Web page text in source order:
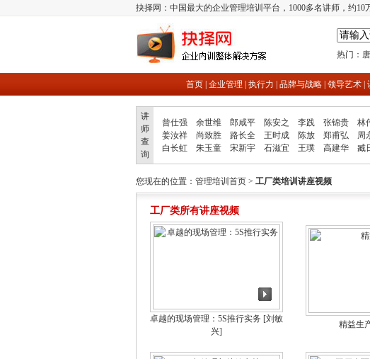
抉择网：中国最大的企业管理培训平台，1000多名讲师，约
热门：
首页| 企业管理 执行力 品牌与战略| 领导艺术|
讲
师
查
询
曾仕强 余世维 郎咸平 陈安之 李践 张锦贵 林
姜汝祥
尚致胜 路长全 王时成 陈放 郑甫弘 周
白长虹
朱玉童 宋新宇 石滋宜 王璞 高建华 臧
您现在的位置： 管理培训首页 > 工厂类培训讲座视频
工厂类所有讲座视频
卓越的现场管理：5S推行实务 [刘敏
兴]
精益生